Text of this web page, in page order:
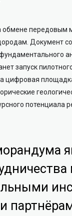
обмене
Документ
запуск
потенциала